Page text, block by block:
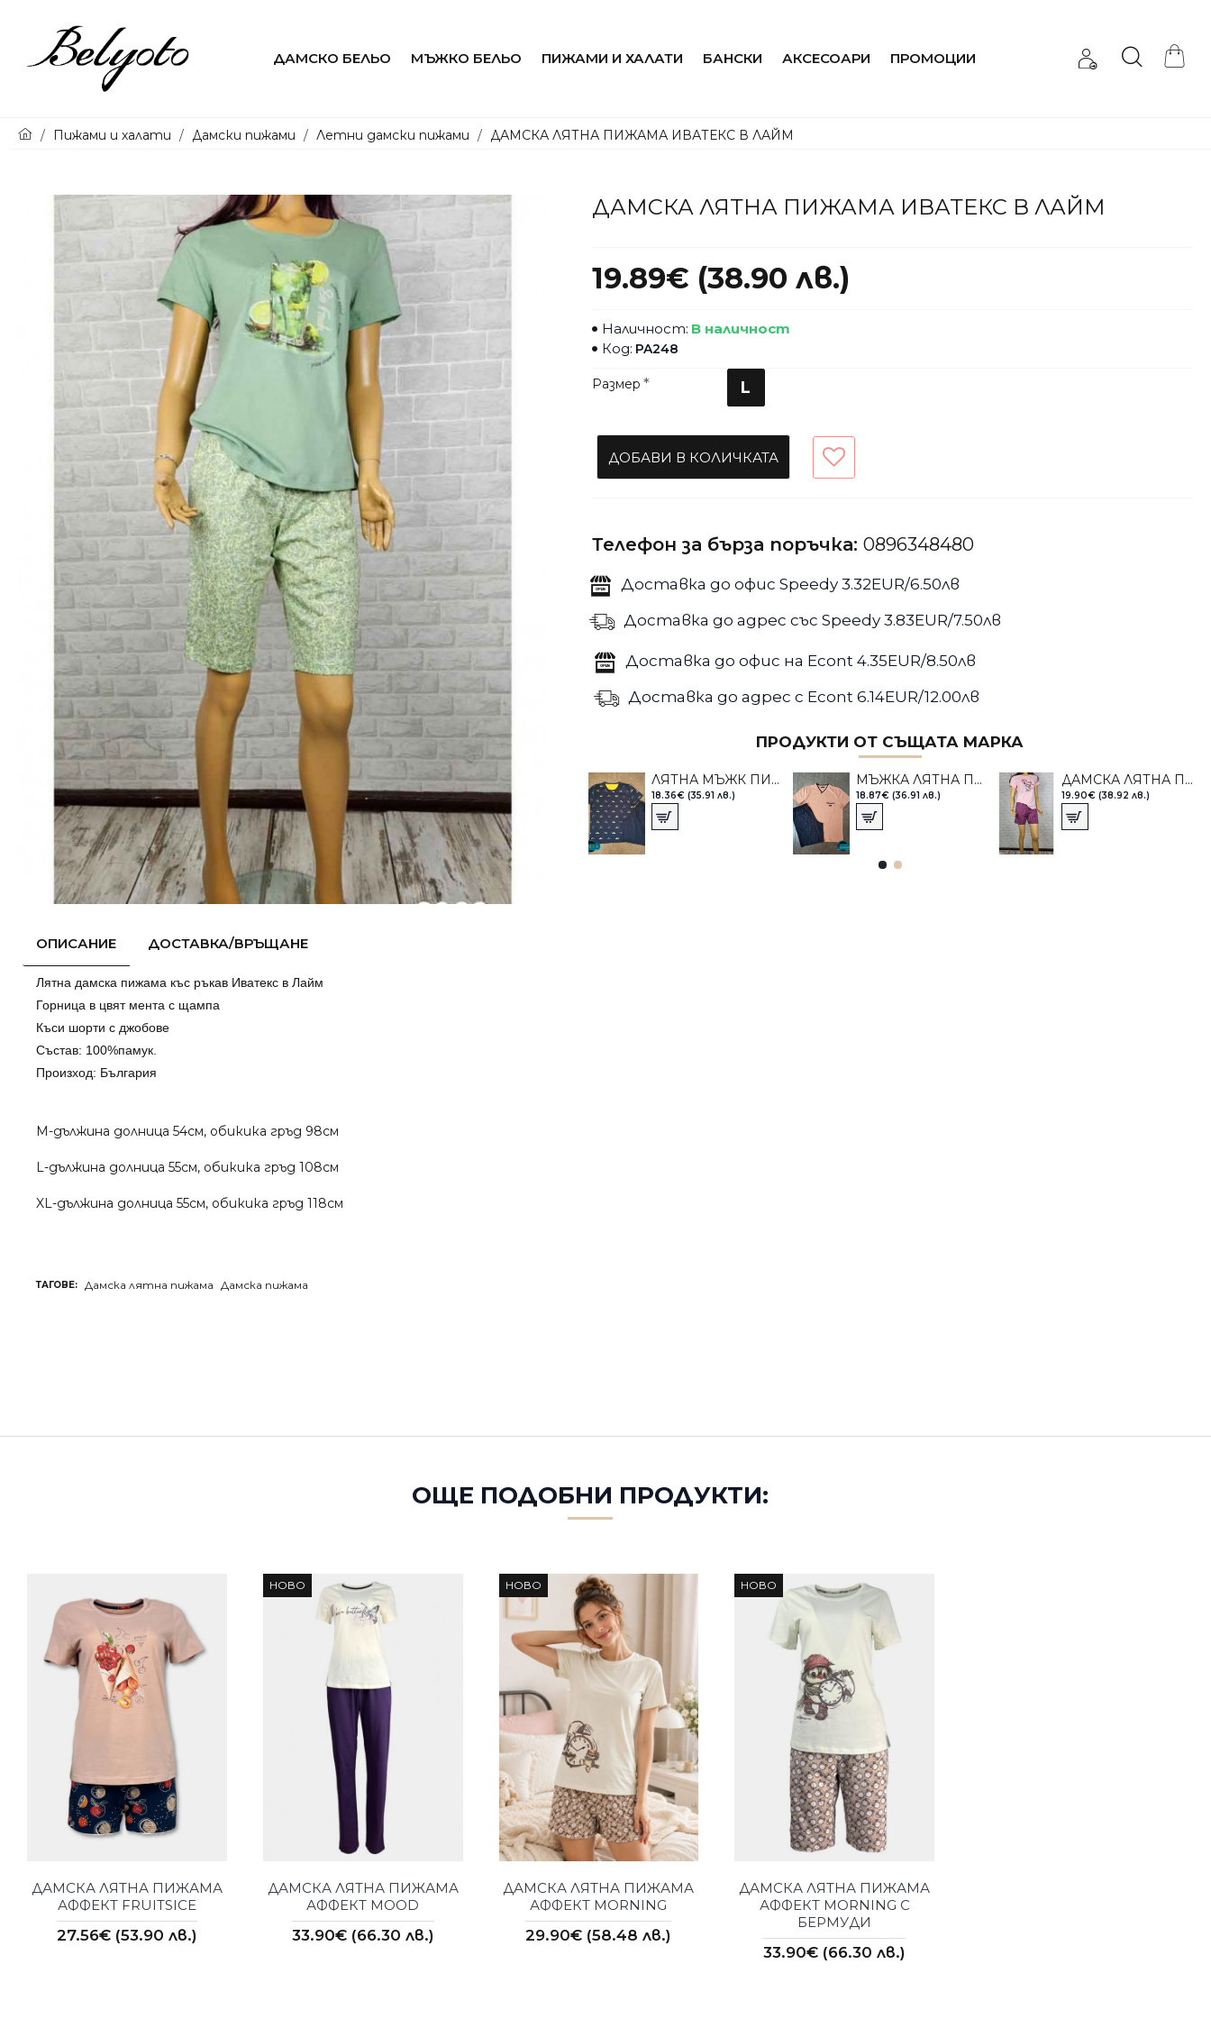
Онлайн
Пижами
Бански
ДАМСКО БЕЛЬО МЪЖКО БЕЛЬО ПИЖАМИ И ХАЛАТИ БАНСКИ АКСЕСОАРИ ПРОМОЦИИ
Пижами и халати Дамски пижами Летни дамски пижами ДАМСКА ЛЯТНА ПИЖАМА ИВАТЕКС В ЛАЙМ
ДАМСКА ЛЯТНА ПИЖАМА ИВАТЕКС В ЛАЙМ
Наличност: В наличност
Код: PA248
19.89€ (38.90 лв.)
Размер L
ДОБАВИ В КОЛИЧКАТА
Телефон за бърза поръчка: 0896348480
Доставка до офис Speedy 3.32EUR/6.50лв
Доставка до адрес със Speedy 3.83EUR/7.50лв
Доставка до офис на Econt 4.35EUR/8.50лв
Доставка до адрес с Econt 6.14EUR/12.00лв
ПРОДУКТИ ОТ СЪЩАТА МАРКА
ЛЯТНА МЪЖК ПИЖАМА ИВАТЕКС НА РИБКИ
18.36€ (35.91 лв.)
МЪЖКА ЛЯТНА ПИЖАМА ИВАТЕКС СЪМГА И СИНЬО
18.87€ (36.91 лв.)
ДАМСКА ЛЯТНА ПИЖАМА ИВАТЕКС FRIENDS
19.90€ (38.92 лв.)
ОПИСАНИЕ ДОСТАВКА/ВРЪЩАНЕ
Лятна дамска пижама къс ръкав Иватекс в Лайм
Горница в цвят мента с щампа
Къси шорти с джобове
Състав: 100%памук.
Произход: България
M-дължина долница 54см, обикика гръд 98см
L-дължина долница 55см, обикика гръд 108см
XL-дължина долница 55см, обикика гръд 118см
ТАГОВЕ: Дамска лятна пижама Дамска пижама
ОЩЕ ПОДОБНИ ПРОДУКТИ:
ДАМСКА ЛЯТНА ПИЖАМА
АФФЕКТ FRUITSICE
27.56€ (53.90 лв.)
НОВО
ДАМСКА ЛЯТНА ПИЖАМА
АФФЕКТ MOOD
33.90€ (66.30 лв.)
НОВО
ДАМСКА ЛЯТНА ПИЖАМА
АФФЕКТ MORNING
29.90€ (58.48 лв.)
НОВО
ДАМСКА ЛЯТНА ПИЖАМА
АФФЕКТ MORNING С
БЕРМУДИ
33.90€ (66.30 лв.)